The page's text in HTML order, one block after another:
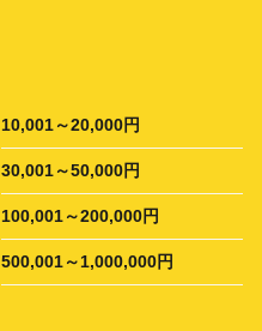
10,001～20,000円
30,001～50,000円
100,001～200,000円
500,001～1,000,000円